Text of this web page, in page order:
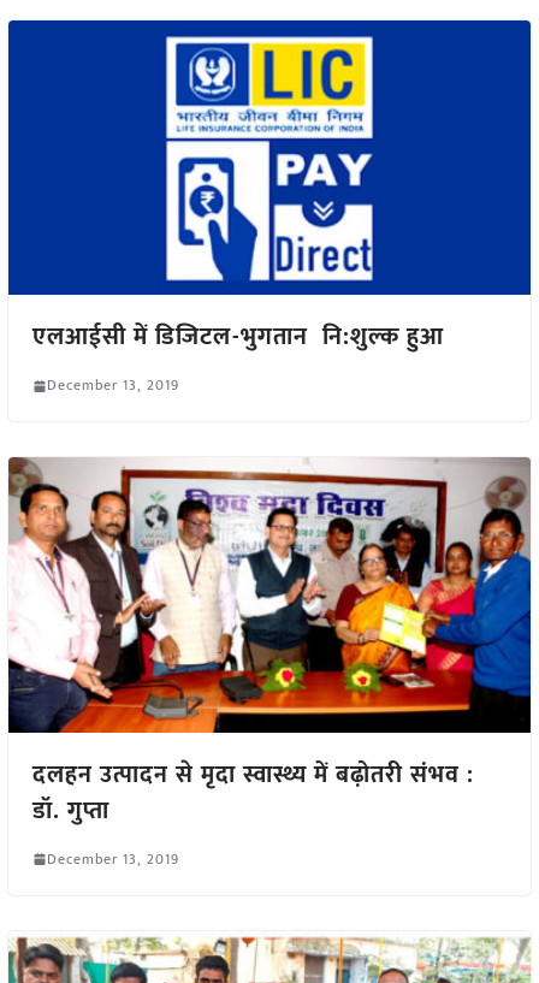
एलआईसी में डिजिटल-भुगतान नि:शुल्क हुआ
December 13, 2019
दलहन उत्पादन से मृदा स्वास्थ्य में बढ़ोतरी संभव :
डॉ. गुप्ता
December 13, 2019